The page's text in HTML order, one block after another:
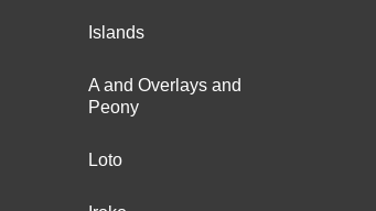
Islands
A and Overlays and
Peony
Loto